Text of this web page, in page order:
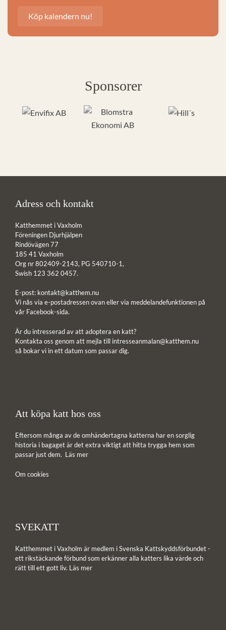
Köp kalendern nu!
Sponsorer
Adress och kontakt
Katthemmet i Vaxholm
Föreningen Djurhjälpen
Rindövägen 77
185 41 Vaxholm
Org nr 802409-2143, PG 540710-1,
Swish 123 362 0457.
E-post: kontakt@katthem.nu
Vi nås via e-postadressen ovan eller via meddelandefunktionen på
vår Facebook-sida.
Är du intresserad av att adoptera en katt?
Kontakta oss genom att mejla till intresseanmalan@katthem.nu
så bokar vi in ett datum som passar dig.
Att köpa katt hos oss
Eftersom många av de omhändertagna katterna har en sorglig
historia i bagaget är det extra viktigt att hitta trygga hem som
passar just dem. Läs mer
Om cookies
SVEKATT
Katthemmet i Vaxholm är medlem i Svenska Kattskyddsförbundet -
ett rikstäckande förbund som erkänner alla katters lika värde och
rätt till ett gott liv. Läs mer